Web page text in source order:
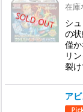
在庫
シ
の
僅
リ
裂
ア